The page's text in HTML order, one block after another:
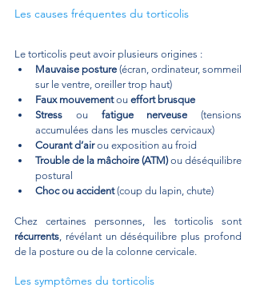
Les causes fréquentes du torticolis
Le torticolis peut avoir plusieurs origines :
Mauvaise posture (écran, ordinateur, sommeil
sur le ventre, oreiller trop haut)
Faux mouvement ou effort brusque
Stress ou fatigue nerveuse (tensions
accumulées dans les muscles cervicaux)
Courant d’air ou exposition au froid
Trouble de la mâchoire (ATM) ou déséquilibre
postural
Choc ou accident (coup du lapin, chute)
récurrents, révélant un déséquilibre plus profond
de la posture ou de la colonne cervicale.
Les symptômes du torticolis